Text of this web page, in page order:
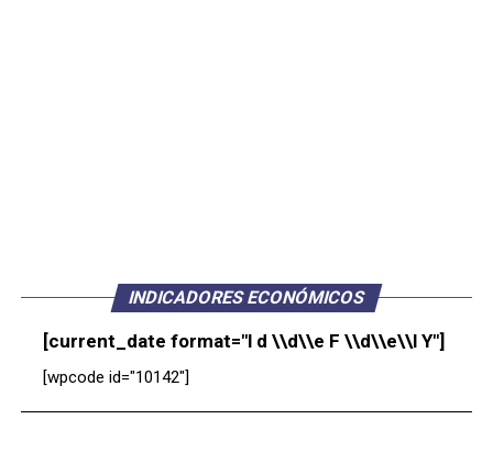
INDICADORES ECONÓMICOS
[current_date format="l d \\d\\e F \\d\\e\\l Y"]
[wpcode id="10142"]